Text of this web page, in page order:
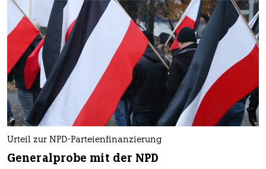
Urteil zur NPD-Parteienfinanzierung
Generalprobe mit der NPD